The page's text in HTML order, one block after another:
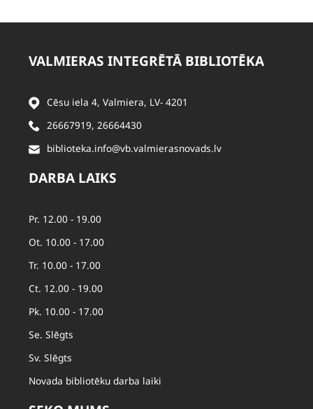
VALMIERAS INTEGRĒTĀ BIBLIOTĒKA
Cēsu iela 4, Valmiera, LV- 4201
26667919, 26664430
biblioteka.info@vb.valmierasnovads.lv
DARBA LAIKS
Pr. 12.00 - 19.00
Ot. 10.00 - 17.00
Tr. 10.00 - 17.00
Ct. 12.00 - 19.00
Pk. 10.00 - 17.00
Se. Slēgts
Sv. Slēgts
Novada bibliotēku darba laiki